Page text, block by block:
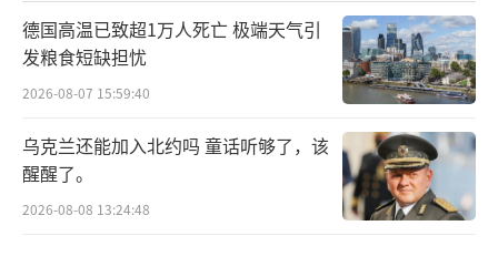
德国高温已致超1万人死亡 极端天气引
发粮食短缺担忧
2026-08-07 15:59:40
乌克兰还能加入北约吗 童话听够了，该
醒醒了。
2026-08-08 13:24:48